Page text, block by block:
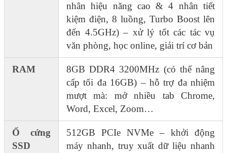
nhân hiệu năng cao & 4 nhân tiết
kiệm điện, 8 luồng, Turbo Boost lên
đến 4.5GHz) – xử lý tốt các tác vụ
văn phòng, học online, giải trí cơ bản
RAM
8GB DDR4 3200MHz (có thể nâng
cấp tối đa 16GB) – hỗ trợ đa nhiệm
mượt mà: mở nhiều tab Chrome,
Word, Excel, Zoom…
Ổ cứng
SSD
512GB PCIe NVMe – khởi động
máy nhanh, truy xuất dữ liệu nhanh